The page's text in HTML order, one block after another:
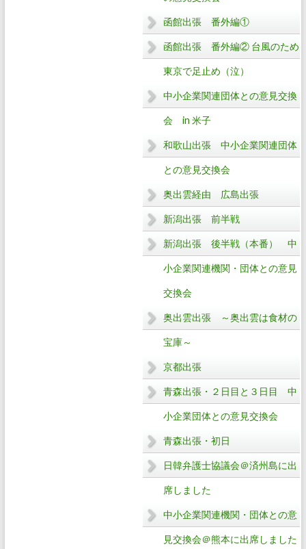
函館出張 番外編①
函館出張 番外編② 台風のため
東京で足止め（泣）
中小企業関連団体との意見交換
会 in 米子
和歌山出張 中小企業関連団体
との意見交換会
奥出雲経由 広島出張
新潟出張 前半戦
新潟出張 後半戦（本番） 中
小企業関連機関・団体との意見
交換会
奥出雲出張 ～奥出雲は食材の
宝庫～
京都出張
青森出張・２日目と３日目 中
小企業団体との意見交換会
青森出張・初日
日韓弁護士協議会＠済州島に出
席しました
中小企業関連機関・団体との意
見交換会＠熊本に出席しました